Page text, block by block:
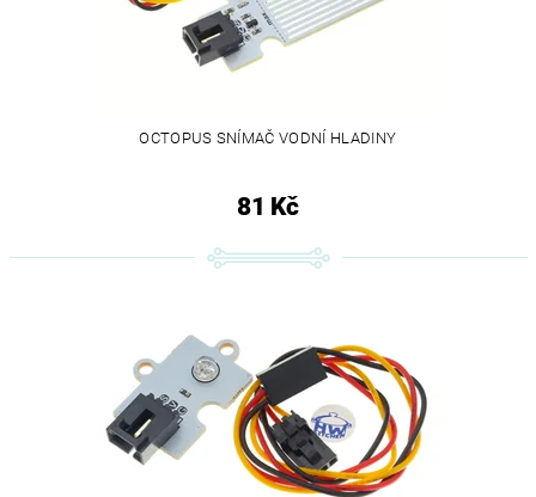
OCTOPUS SNÍMAČ VODNÍ HLADINY
81 Kč